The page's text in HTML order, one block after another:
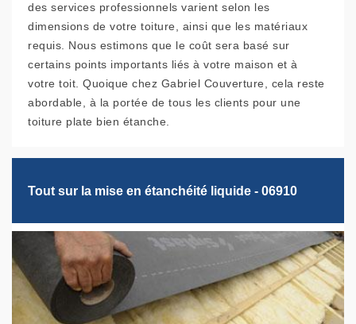
des services professionnels varient selon les
dimensions de votre toiture, ainsi que les matériaux
requis. Nous estimons que le coût sera basé sur
certains points importants liés à votre maison et à
votre toit. Quoique chez Gabriel Couverture, cela reste
abordable, à la portée de tous les clients pour une
toiture plate bien étanche.
Tout sur la mise en étanchéité liquide - 06910